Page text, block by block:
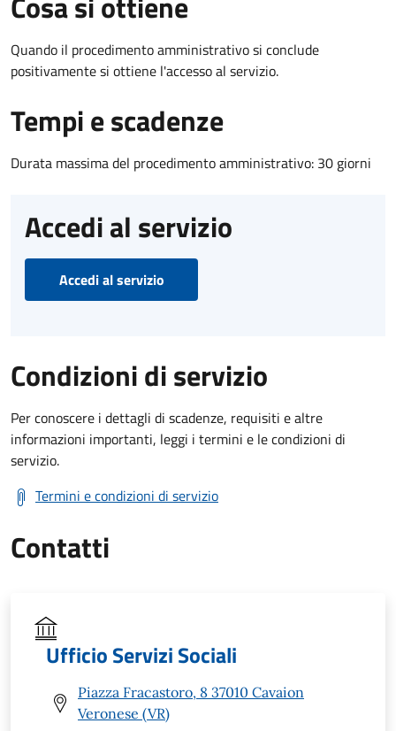
Quando il procedimento amministrativo si conclude
positivamente si ottiene l'accesso al servizio.
Tempi e scadenze
Durata massima del procedimento amministrativo: 30 giorni
Accedi al servizio
Accedi al servizio
Condizioni di servizio
Per conoscere i dettagli di scadenze, requisiti e altre
informazioni importanti, leggi i termini e le condizioni di
servizio.
Termini e condizioni di servizio
Contatti
Ufficio Servizi Sociali
Piazza Fracastoro, 8 37010 Cavaion
Veronese (VR)